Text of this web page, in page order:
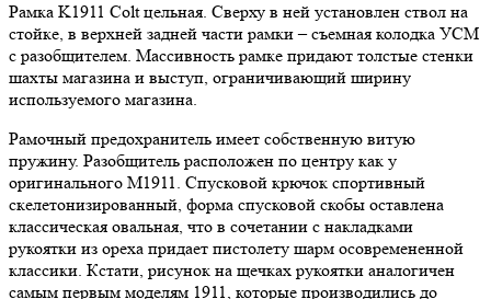
Рамка K1911 Colt цельная. Сверху в ней установлен ствол на
стойке, в верхней задней части рамки – съемная колодка УСМ
с разобщителем. Массивность рамке придают толстые стенки
шахты магазина и выступ, ограничивающий ширину
используемого магазина.
Рамочный предохранитель имеет собственную витую
пружину. Разобщитель расположен по центру как у
оригинального М1911. Спусковой крючок спортивный
скелетонизированный, форма спусковой скобы оставлена
классическая овальная, что в сочетании с накладками
рукоятки из ореха придает пистолету шарм осовремененной
классики. Кстати, рисунок на щечках рукоятки аналогичен
самым первым моделям 1911, которые производились до